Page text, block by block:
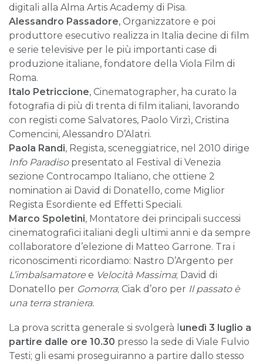
digitali alla Alma Artis Academy di Pisa.
Alessandro Passadore, Organizzatore e poi
produttore esecutivo realizza in Italia decine di film
e serie televisive per le più importanti case di
produzione italiane, fondatore della Viola Film di
Roma.
Italo Petriccione, Cinematographer, ha curato la
fotografia di più di trenta di film italiani, lavorando
con registi come Salvatores, Paolo Virzì, Cristina
Comencini, Alessandro D’Alatri.
Paola Randi, Regista, sceneggiatrice, nel 2010 dirige
Info Paradisopresentato al Festival di Venezia
sezione Controcampo Italiano, che ottiene 2
nomination ai David di Donatello, come Miglior
Regista Esordiente ed Effetti Speciali.
Marco Spoletini, Montatore dei principali successi
cinematografici italiani degli ultimi anni e da sempre
collaboratore d’elezione di Matteo Garrone. Tra i
riconoscimenti ricordiamo: Nastro D’Argento per
L’imbalsamatore e Velocità Massima; David di
Donatello per Gomorra; Ciak d’oro per Il passato è
una terra straniera.
La prova scritta generale si svolgerà l unedì 3 luglio a
partire dalle ore 10.30 presso la sede di Viale Fulvio
Testi; gli esami proseguiranno a partire dallo stesso